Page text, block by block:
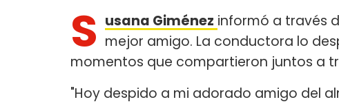
S usana Giménez informó a través
mejor amigo. La conductora lo
momentos que compartieron juntos a
"Hoy despido a mi adorado amigo del